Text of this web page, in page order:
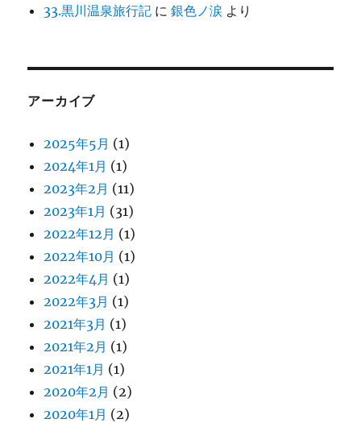
33.黒川温泉旅行記 に銀色ノ涙 より
アーカイブ
2025年5月 (1)
2024年1月 (1)
2023年2月 (11)
2023年1月 (31)
2022年12月 (1)
2022年10月 (1)
2022年4月 (1)
2022年3月 (1)
2021年3月 (1)
2021年2月 (1)
2021年1月 (1)
2020年2月 (2)
2020年1月 (2)